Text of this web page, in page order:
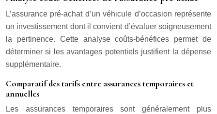
L’assurance pré-achat d’un véhicule d’occasion représente
un investissement dont il convient d’évaluer soigneusement
la pertinence. Cette analyse coûts-bénéfices permet de
déterminer si les avantages potentiels justifient la dépense
supplémentaire.
Comparatif des tarifs entre assurances temporaires et
annuelles
Les assurances temporaires sont généralement plus